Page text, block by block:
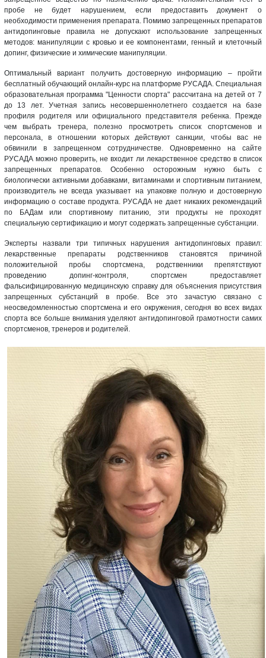
пробе не будет нарушением, если предоставить документ о
необходимости применения препарата. Помимо запрещенных препаратов
антидопинговые правила не допускают использование запрещенных
методов: манипуляции с кровью и ее компонентами, генный и клеточный
допинг, физические и химические манипуляции.
Оптимальный вариант получить достоверную информацию – пройти
бесплатный обучающий онлайн-курс на платформе РУСАДА. Специальная
образовательная программа "Ценности спорта" рассчитана на детей от 7
до 13 лет. Учетная запись несовершеннолетнего создается на базе
профиля родителя или официального представителя ребенка. Прежде
чем выбрать тренера, полезно просмотреть список спортсменов и
персонала, в отношении которых действуют санкции, чтобы вас не
обвинили в запрещенном сотрудничестве. Одновременно на сайте
РУСАДА можно проверить, не входит ли лекарственное средство в список
запрещенных препаратов. Особенно осторожным нужно быть с
биологически активными добавками, витаминами и спортивным питанием,
производитель не всегда указывает на упаковке полную и достоверную
информацию о составе продукта. РУСАДА не дает никаких рекомендаций
по БАДам или спортивному питанию, эти продукты не проходят
специальную сертификацию и могут содержать запрещенные субстанции.
Эксперты назвали три типичных нарушения антидопинговых правил:
лекарственные препараты родственников становятся причиной
положительной пробы спортсмена, родственники препятствуют
проведению допинг-контроля, спортсмен предоставляет
фальсифицированную медицинскую справку для объяснения присутствия
запрещенных субстанций в пробе. Все это зачастую связано с
неосведомленностью спортсмена и его окружения, сегодня во всех видах
спорта все больше внимания уделяют антидопинговой грамотности самих
спортсменов, тренеров и родителей.